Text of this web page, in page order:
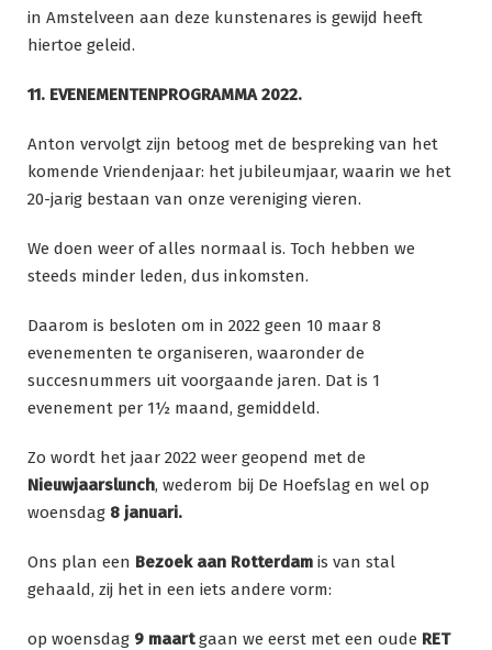
in Amstelveen aan deze kunstenares is gewijd heeft
hiertoe geleid.
11. EVENEMENTENPROGRAMMA 2022.
Anton vervolgt zijn betoog met de bespreking van het
komende Vriendenjaar: het jubileumjaar, waarin we het
20-jarig bestaan van onze vereniging vieren.
We doen weer of alles normaal is. Toch hebben we
steeds minder leden, dus inkomsten.
Daarom is besloten om in 2022 geen 10 maar 8
evenementen te organiseren, waaronder de
succesnummers uit voorgaande jaren. Dat is 1
evenement per 1½ maand, gemiddeld.
Zo wordt het jaar 2022 weer geopend met de
Nieuwjaarslunch, wederom bij De Hoefslag en wel op
woensdag 8 januari.
Ons plan een Bezoek aan Rotterdam is van stal
gehaald, zij het in een iets andere vorm:
op woensdag 9 maartgaan we eerst met een oude RET